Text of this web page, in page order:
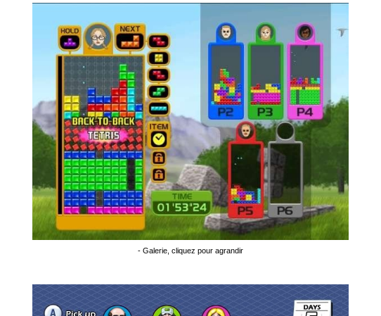
- Galerie, cliquez pour agrandir